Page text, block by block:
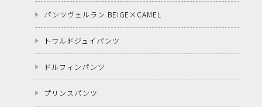
パンツヴェルラン BEIGE×CAMEL
トワルドジュイパンツ
ドルフィンパンツ
プリンスパンツ